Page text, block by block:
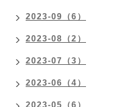
2023-09（6）
2023-08（2）
2023-07（3）
2023-06（4）
2023-05（6）